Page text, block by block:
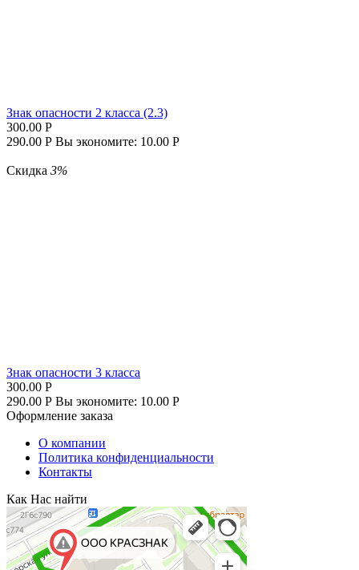
Знак опасности 2 класса (2.3)
300.00 Р
290.00 Р Вы экономите: 10.00 Р
Скидка 3%
Знак опасности 3 класса
300.00 Р
290.00 Р Вы экономите: 10.00 Р
Оформление заказа
О компании
Политика конфиденциальности
Контакты
Как Нас найти